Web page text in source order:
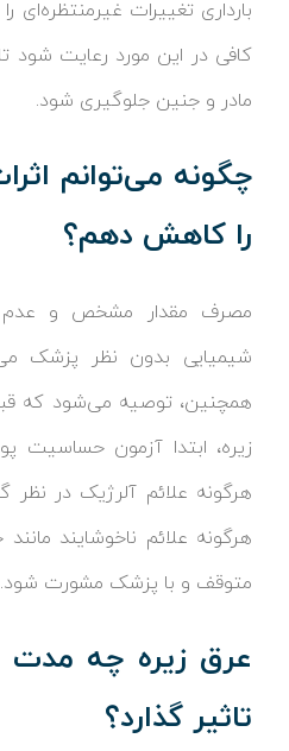
بارداری تغییرات غیرمنتظره‌ای
کافی در این مورد رعایت شود
مادر و جنین جلوگیری شود.
چگونه می‌توانم
را کاهش دهم؟
مصرف مقدار مشخص و عدم
شیمیایی بدون نظر پزشک
همچنین، توصیه می‌شود که
زیره، ابتدا آزمون حساسیت
هرگونه علائم آلرژیک در
هرگونه علائم ناخوشایند
متوقف و با پزشک مشورت شود.
عرق زیره چه مدت
تاثیر گذارد؟